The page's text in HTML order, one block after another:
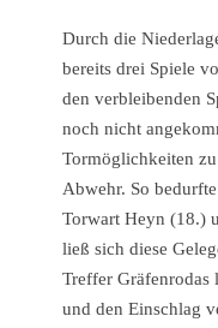
Durch die
bereits drei Spiele
den verbleibenden
noch nicht
Tormöglichkeiten
Abwehr. So
Torwart Heyn (18.)
ließ sich diese
Treffer Gräfenrodas
und den Einschlag